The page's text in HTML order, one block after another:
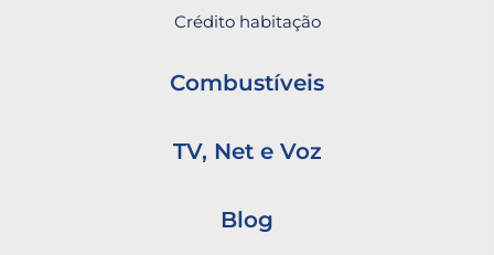
Crédito habitação
Combustíveis
TV, Net e Voz
Blog